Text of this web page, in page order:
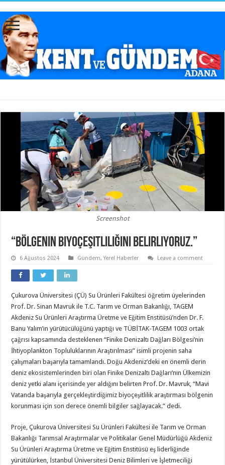
Screenshot
“Bölgenin Biyoçeşitliliğini Belirliyoruz.”
6 Ağustos 2024 Gündem,Yerel Haberler Leave a comment
Çukurova Üniversitesi (ÇÜ) Su Ürünleri Fakültesi öğretim üyelerinden
Prof. Dr. Sinan Mavruk ile T.C. Tarım ve Orman Bakanlığı, TAGEM
Akdeniz Su Ürünleri Araştırma Üretme ve Eğitim Enstitüsü’nden Dr. F.
Banu Yalım’ın yürütücülüğünü yaptığı ve TÜBİTAK-TAGEM 1003 ortak
çağrısı kapsamında desteklenen “Finike Denizaltı Dağları Bölgesi’nin
İhtiyoplankton Topluluklarının Araştırılması” isimli projenin saha
çalışmaları başarıyla tamamlandı. Doğu Akdeniz’deki en önemli derin
deniz ekosistemlerinden biri olan Finike Denizaltı Dağları’nın Ülkemizin
deniz yetki alanı içerisinde yer aldığını belirten Prof. Dr. Mavruk, “Mavi
Vatanda başarıyla gerçekleştirdiğimiz biyoçeşitlilik araştırması bölgenin
korunması için son derece önemli bilgiler sağlayacak.” dedi.
Proje, Çukurova Üniversitesi Su Ürünleri Fakültesi ile Tarım ve Orman
Bakanlığı Tarımsal Araştırmalar ve Politikalar Genel Müdürlüğü Akdeniz
Su Ürünleri Araştırma Üretme ve Eğitim Enstitüsü eş liderliğinde
yürütülürken, İstanbul Üniversitesi Deniz Bilimleri ve İşletmeciliği